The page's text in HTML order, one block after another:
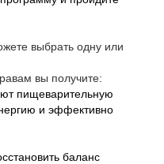
выбрать одну или
вы получите:
пищеварительную
и эффективно
баланс